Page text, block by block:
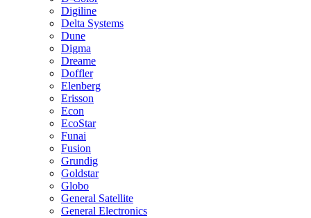
Digiline
Delta Systems
Dune
Digma
Dreame
Doffler
Elenberg
Erisson
Econ
EcoStar
Funai
Fusion
Grundig
Goldstar
Globo
General Satellite
General Electronics